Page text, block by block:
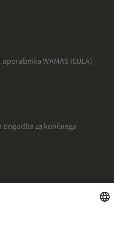
WAMAS (EULA)
pogodba za končnega